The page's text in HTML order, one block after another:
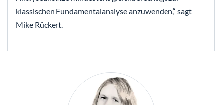
klassischen Fundamentalanalyse anzuwenden,“ sagt
Mike Rückert.